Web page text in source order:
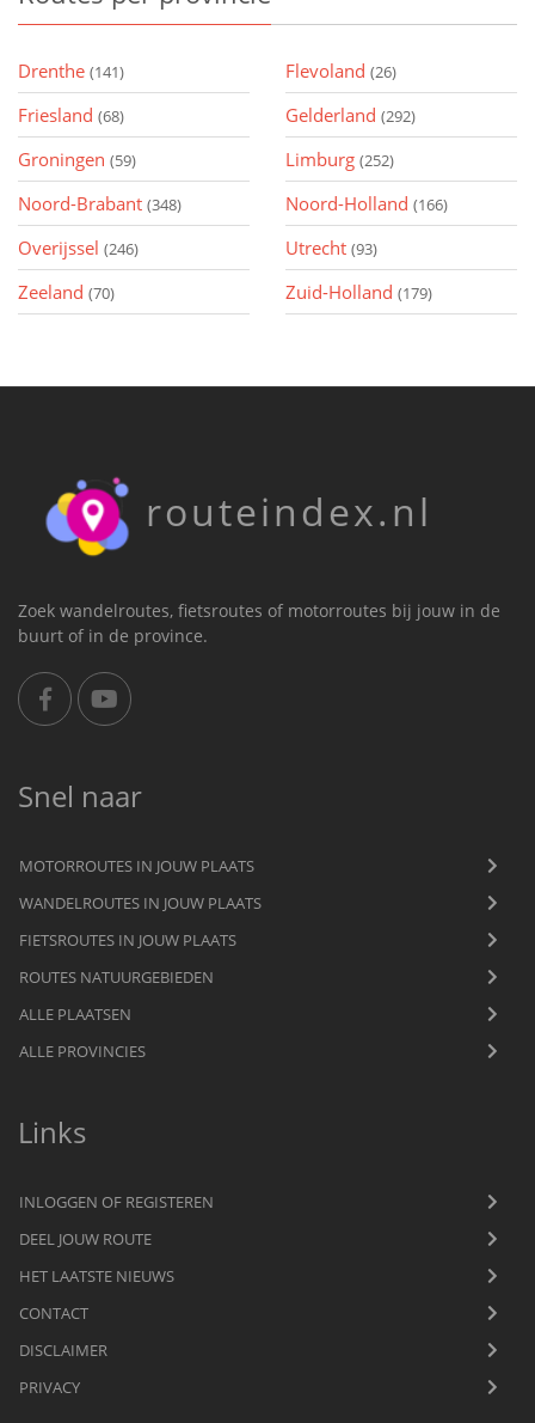
Drenthe (141) Flevoland (26)
Friesland (68) Gelderland (292)
Groningen (59) Limburg (252)
Noord-Brabant (348) Noord-Holland (166)
Overijssel (246) Utrecht (93)
Zeeland (70) Zuid-Holland (179)
routeindex.nl
Zoek wandelroutes, fietsroutes of motorroutes bij jouw in de
buurt of in de province.
Snel naar
MOTORROUTES IN JOUW PLAATS
WANDELROUTES IN JOUW PLAATS
FIETSROUTES IN JOUW PLAATS
ROUTES NATUURGEBIEDEN
ALLE PLAATSEN
ALLE PROVINCIES
Links
INLOGGEN OF REGISTEREN
DEEL JOUW ROUTE
HET LAATSTE NIEUWS
CONTACT
DISCLAIMER
PRIVACY